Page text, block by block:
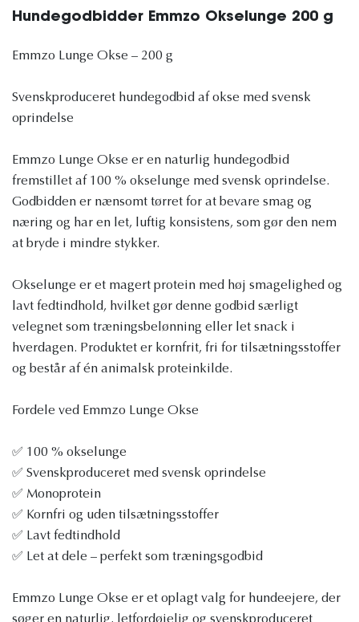
Hundegodbidder Emmzo Okselunge 200 g
Emmzo Lunge Okse – 200 g
Svenskproduceret hundegodbid af okse med svensk
oprindelse
Emmzo Lunge Okse er en naturlig hundegodbid
fremstillet af 100 % okse­lunge med svensk oprindelse.
Godbidden er nænsomt tørret for at bevare smag og
næring og har en let, luftig konsistens, som gør den nem
at bryde i mindre stykker.
Okse­lunge er et magert protein med høj smagelighed og
lavt fedtindhold, hvilket gør denne godbid særligt
velegnet som træningsbelønning eller let snack i
hverdagen. Produktet er kornfrit, fri for tilsætningsstoffer
og består af én animalsk proteinkilde.
Fordele ved Emmzo Lunge Okse
✅ 100 % okse­lunge
✅ Svenskproduceret med svensk oprindelse
✅ Monoprotein
✅ Kornfri og uden tilsætningsstoffer
✅ Lavt fedtindhold
✅ Let at dele – perfekt som træningsgodbid
Emmzo Lunge Okse er et oplagt valg for hundeejere, der